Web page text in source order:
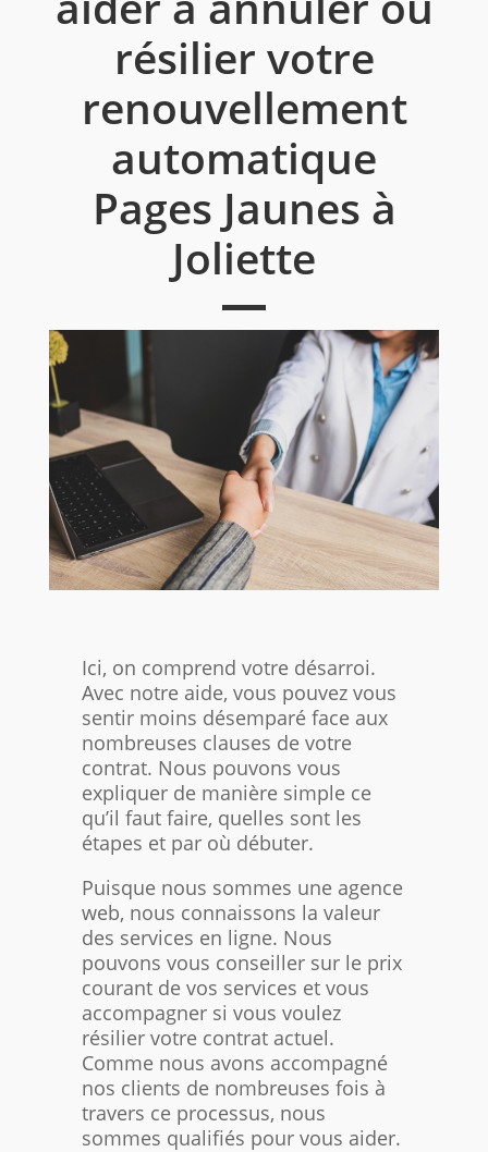
résilier votre
renouvellement
automatique
Pages Jaunes à
Joliette
Ici, on comprend votre désarroi.
Avec notre aide, vous pouvez vous
sentir moins désemparé face aux
nombreuses clauses de votre
contrat. Nous pouvons vous
expliquer de manière simple ce
qu’il faut faire, quelles sont les
étapes et par où débuter.
Puisque nous sommes une agence
web, nous connaissons la valeur
des services en ligne. Nous
pouvons vous conseiller sur le prix
courant de vos services et vous
accompagner si vous voulez
résilier votre contrat actuel.
Comme nous avons accompagné
nos clients de nombreuses fois à
travers ce processus, nous
sommes qualifiés pour vous aider.